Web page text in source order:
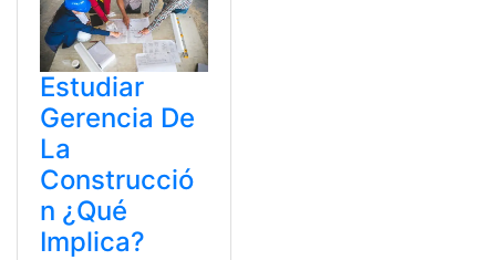
Estudiar
Gerencia De
La
Construcció
n ¿Qué
Implica?